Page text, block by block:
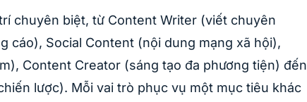
chuyên biệt, từ Content Writer (viết chuyên
cáo), Social Content (nội dung mạng xã hội),
Content Creator (sáng tạo đa phương tiện) đến
lược). Mỗi vai trò phục vụ một mục tiêu khác